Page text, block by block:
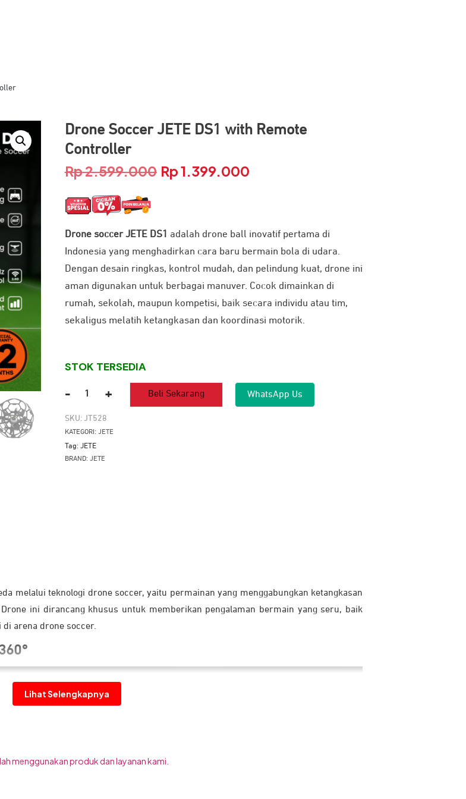
Drone Soccer JETE DS1 with Remote
Controller
Rp2.599.000 Harga
Rp 2.599.000.
Rp1.399.000Harga
adalah:
Rp 1.399.000.
Drone soccer JETE DS1 adalah drone ball inovatif pertama di
Indonesia yang menghadirkan cara baru bermain bola di udara.
Dengan desain ringkas, kontrol mudah, dan pelindung kuat, drone ini
aman digunakan untuk berbagai manuver. Cocok dimainkan di
rumah, sekolah, maupun kompetisi, baik secara individu atau tim,
sekaligus melatih ketangkasan dan koordinasi motorik.
STOK TERSEDIA
-
Drone
Soccer
JETE
DS1
+ Beli Sekarang WhatsApp Us
SKU: JT528
KATEGORI: JETE
Tag: JETE
BRAND: JETE
melalui teknologi drone soccer, yaitu permainan yang menggabungkan ketangkasan
ini dirancang khusus untuk memberikan pengalaman bermain yang seru, baik
arena drone soccer.
Lihat Selengkapnya
menggunakan produk dan layanan kami.